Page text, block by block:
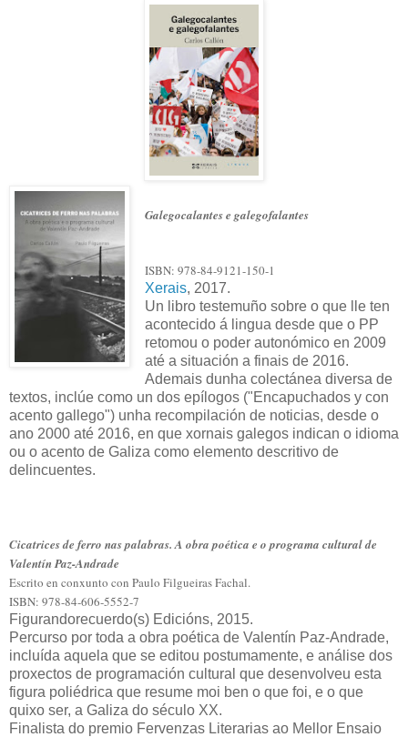
Galegocalantes e galegofalantes
ISBN: 978-84-9121-150-1
Xerais, 2017.
Un libro testemuño sobre o que lle ten
acontecido á lingua desde que o PP
retomou o poder autonómico en 2009
até a situación a finais de 2016.
Ademais dunha colectánea diversa de
textos, inclúe como un dos epílogos ("Encapuchados y con
acento gallego") unha recompilación de noticias, desde o
ano 2000 até 2016, en que xornais galegos indican o idioma
ou o acento de Galiza como elemento descritivo de
delincuentes.
Cicatrices de ferro nas palabras. A obra poética e o programa cultural de
Valentín Paz-Andrade
Escrito en conxunto con Paulo Filgueiras Fachal.
ISBN: 978-84-606-5552-7
Figurandorecuerdo(s) Edicións, 2015.
Percurso por toda a obra poética de Valentín Paz-Andrade,
incluída aquela que se editou postumamente, e análise dos
proxectos de programación cultural que desenvolveu esta
figura poliédrica que resume moi ben o que foi, e o que
quixo ser, a Galiza do século XX.
Finalista do premio Fervenzas Literarias ao Mellor Ensaio